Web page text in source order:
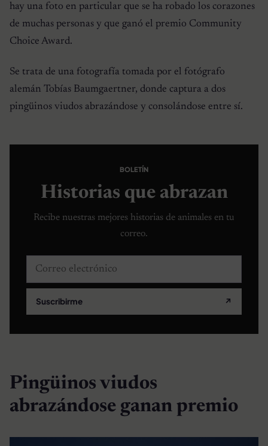
hay una foto en particular que se ha robado los corazones
de muchas personas y que ganó el premio Community
Choice Award.
Se trata de una fotografía tomada por el fotógrafo
alemán Tobías Baumgaertner, donde captura a dos
pingüinos viudos abrazándose y consolándose entre sí.
BOLETÍN
Historias que abrazan
Recibe nuestras mejores historias de animales en tu
correo.
Correo electrónico
Suscribirme ↗
Pingüinos viudos
abrazándose ganan premio